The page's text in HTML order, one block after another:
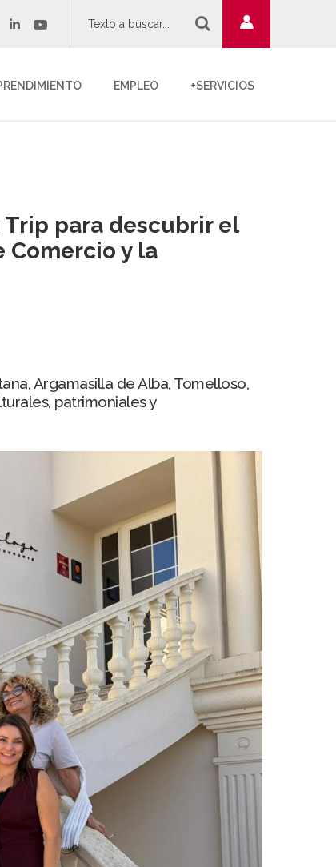
linkedinyoutube
EMPLEO +SERVICIOS
para descubrir el
Comercio y la
Argamasilla de Alba, Tomelloso,
patrimoniales y